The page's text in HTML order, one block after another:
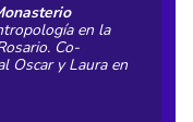
en la
Co-
Oscar y Laura en